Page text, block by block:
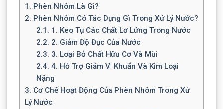
1. Phèn Nhôm Là Gì?
2. Phèn Nhôm Có Tác Dụng Gì Trong Xử Lý Nước?
2.1. 1. Keo Tụ Các Chất Lơ Lửng Trong Nước
2.2. 2. Giảm Độ Đục Của Nước
2.3. 3. Loại Bỏ Chất Hữu Cơ Và Mùi
2.4. 4. Hỗ Trợ Giảm Vi Khuẩn Và Kim Loại
Nặng
3. Cơ Chế Hoạt Động Của Phèn Nhôm Trong Xử
Lý Nước